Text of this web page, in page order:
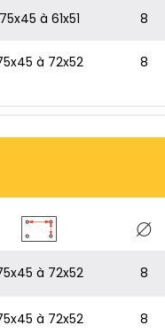
75x45 à 61x51 8
à 72x52 8
à 72x52 8
à 72x52 8